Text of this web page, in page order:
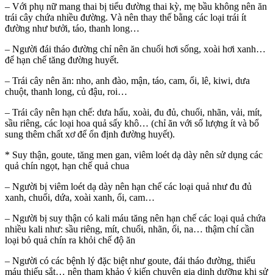
– Với phụ nữ mang thai bị tiểu đường thai kỳ, mẹ bầu không nên ăn
trái cây chứa nhiều đường. Và nên thay thế bằng các loại trái ít
đường như bưởi, táo, thanh long…
– Người đái tháo đường chỉ nên ăn chuối hơi sống, xoài hơi xanh…
để hạn chế tăng đường huyết.
– Trái cây nên ăn: nho, anh đào, mận, táo, cam, ổi, lê, kiwi, dưa
chuột, thanh long, củ đậu, roi…
– Trái cây nên hạn chế: dưa hấu, xoài, đu đủ, chuối, nhãn, vải, mít,
sầu riêng, các loại hoa quả sấy khô… (chỉ ăn với số lượng ít và bổ
sung thêm chất xơ để ổn định đường huyết).
* Suy thận, goute, tăng men gan, viêm loét dạ dày nên sử dụng các
quả chín ngọt, hạn chế quả chua
– Người bị viêm loét dạ dày nên hạn chế các loại quả như đu đủ
xanh, chuối, dứa, xoài xanh, ổi, cam…
– Người bị suy thận có kali máu tăng nên hạn chế các loại quả chứa
nhiều kali như: sầu riêng, mít, chuối, nhãn, ổi, na… thậm chí cần
loại bỏ quả chín ra khỏi chế độ ăn
– Người có các bệnh lý đặc biệt như goute, đái tháo đường, thiếu
máu thiếu sắt… nên tham khảo ý kiến chuyên gia dinh dưỡng khi sử